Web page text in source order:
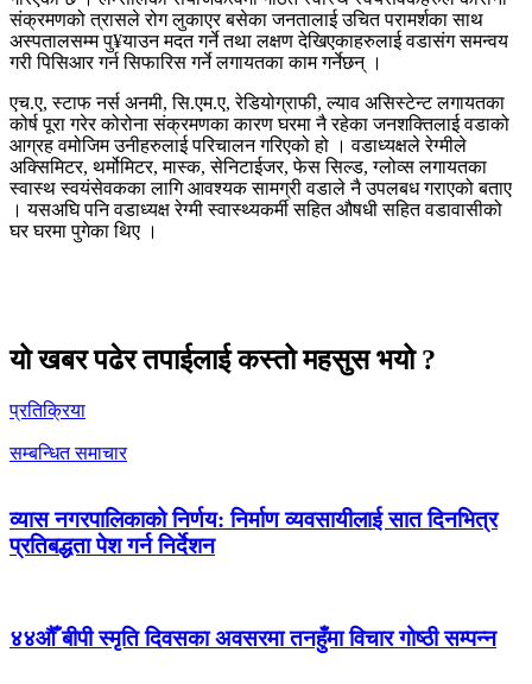
संक्रमणको त्रासले रोग लुकाएर बसेका जनतालाई उचित परामर्शका साथ
अस्पतालसम्म पु¥याउन मदत गर्ने तथा लक्षण देखिएकाहरुलाई वडासंग समन्वय
गरी पिसिआर गर्न सिफारिस गर्ने लगायतका काम गर्नेछन् ।
एच.ए, स्टाफ नर्स अनमी, सि.एम.ए, रेडियोग्राफी, ल्याव असिस्टेन्ट लगायतका
कोर्ष पूरा गरेर कोरोना संक्रमणका कारण घरमा नै रहेका जनशक्तिलाई वडाको
आग्रह वमोजिम उनीहरुलाई परिचालन गरिएको हो । वडाध्यक्षले रेग्मीले
अक्सिमिटर, थर्मोमिटर, मास्क, सेनिटाईजर, फेस सिल्ड, ग्लोव्स लगायतका
स्वास्थ स्वयंसेवकका लागि आवश्यक सामग्री वडाले नै उपलबध गराएको बताए
। यसअघि पनि वडाध्यक्ष रेग्मी स्वास्थ्यकर्मी सहित औषधी सहित वडावासीको
घर घरमा पुगेका थिए ।
यो खबर पढेर तपाईलाई कस्तो महसुस भयो ?
प्रतिक्रिया
सम्बन्धित समाचार
व्यास नगरपालिकाको निर्णय: निर्माण व्यवसायीलाई सात दिनभित्र
प्रतिबद्धता पेश गर्न निर्देशन
४४औँ बीपी स्मृति दिवसका अवसरमा तनहुँमा विचार गोष्ठी सम्पन्न